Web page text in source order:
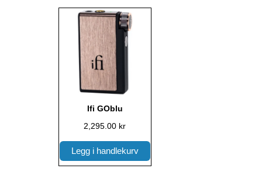
Ifi GOblu
2,295.00 kr
Legg i handlekurv